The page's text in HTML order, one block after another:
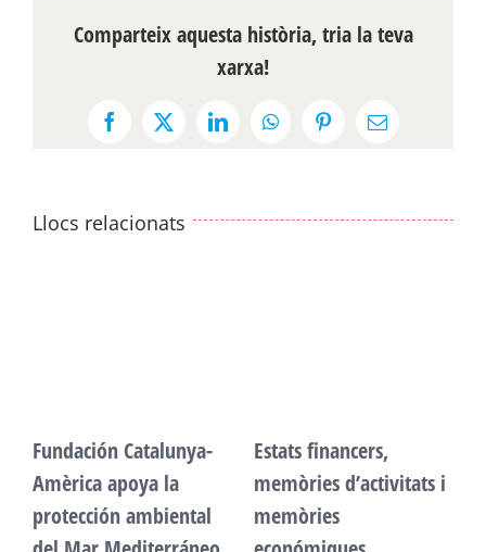
Comparteix aquesta història, tria la teva
xarxa!
Facebook
X LinkedInWhatsAppPinterestEmail:
Llocs relacionats
Fundación Catalunya-
Amèrica apoya la
protección ambiental
Estats financers,
memòries d’activitats i
memòries